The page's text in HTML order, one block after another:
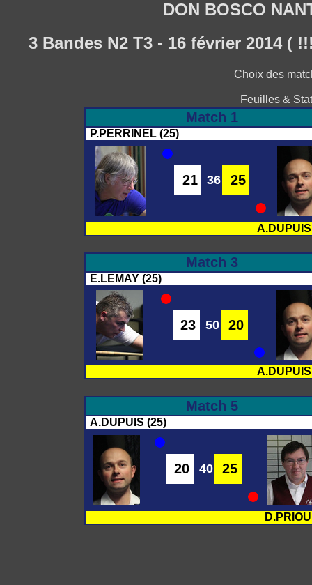
DON BOSCO
3 Bandes N2 T3 - 16 février 2014 (
Choix des
Feuilles &
Match 1
P.PERRINEL (25)
21 36 25
Match 3
E.LEMAY (25)
23 50 20
Match 5
A.DUPUIS (25)
20 40 25